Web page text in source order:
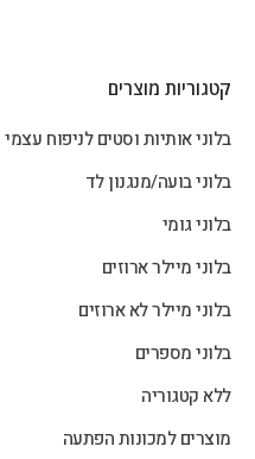
קטגוריות מוצרים
בלוני אותיות וסטים לניפוח עצמי
בלוני בועה/מנגנון לד
בלוני גומי
בלוני מיילר ארוזים
בלוני מיילר לא ארוזים
בלוני מספרים
ללא קטגוריה
מוצרים למכונות הפתעה